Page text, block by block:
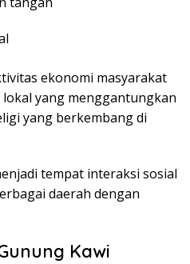
ekonomi masyarakat
yang menggantungkan
yang berkembang di
tempat interaksi sosial
daerah dengan
Kawi